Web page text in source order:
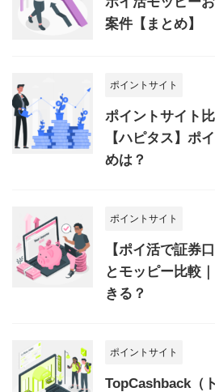
案件【まとめ】
ポイントサイト
ポイントサイト
【ハピタス】ポ
めは？
ポイントサイト
【ポイ活で証券
とモッピー比較
きる？
ポイントサイト
TopCashback（